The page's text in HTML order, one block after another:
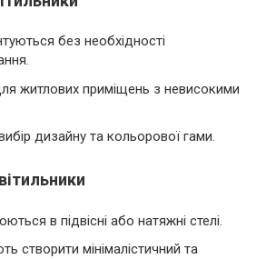
без необхідності
житлових приміщень з невисокими
дизайну та кольорової гами.
в підвісні або натяжні стелі.
створити мінімалістичний та